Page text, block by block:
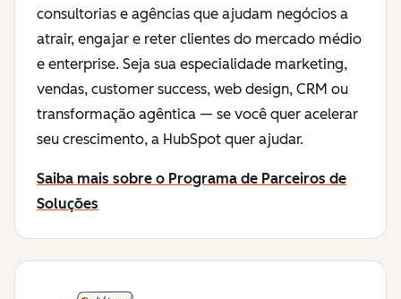
consultorias e agências que ajudam negócios a
atrair, engajar e reter clientes do mercado médio
e enterprise. Seja sua especialidade marketing,
vendas, customer success, web design, CRM ou
transformação agêntica — se você quer acelerar
seu crescimento, a HubSpot quer ajudar.
Saiba mais sobre o Programa de Parceiros de
Soluções